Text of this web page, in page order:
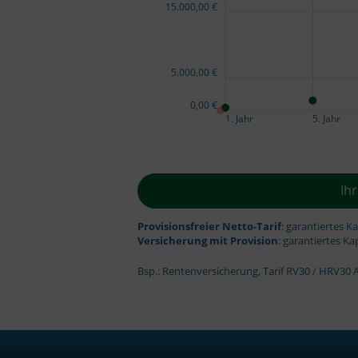
1. Jahr 5. Jahr
0,00 €
5.000,00 €
15.000,00 €
Provisionsfreier Netto-Tarif: garantiertes
Versicherung mit Provision: garantiertes
Bsp.: Rentenversicherung, Tarif RV30 / HRV30